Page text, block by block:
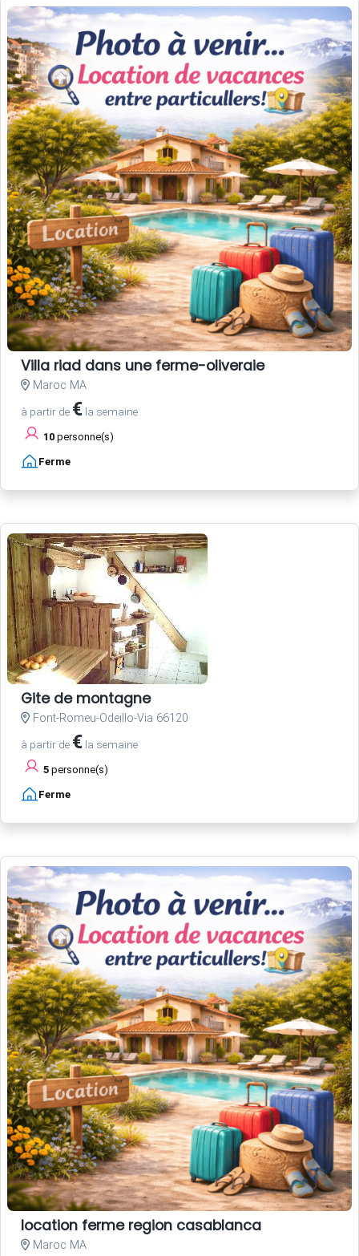
Villa riad dans une ferme-oliveraie
Maroc MA
à partir de € la semaine
10 personne(s)
Ferme
Gite de montagne
Font-Romeu-Odeillo-Via 66120
à partir de € la semaine
5 personne(s)
Ferme
location ferme region casablanca
Maroc MA